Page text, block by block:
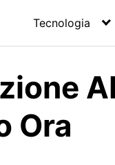
Tecnologia
Ora